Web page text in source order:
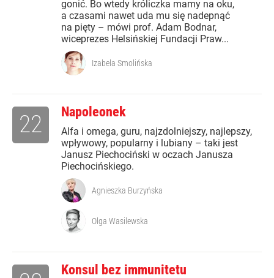
gonić. Bo wtedy króliczka mamy na oku,
a czasami nawet uda mu się nadepnąć
na pięty – mówi prof. Adam Bodnar,
wiceprezes Helsińskiej Fundacji Praw...
Izabela Smolińska
Napoleonek
Alfa i omega, guru, najzdolniejszy, najlepszy,
wpływowy, popularny i lubiany – taki jest
Janusz Piechociński w oczach Janusza
Piechocińskiego.
22
Agnieszka Burzyńska
Olga Wasilewska
Konsul bez immunitetu